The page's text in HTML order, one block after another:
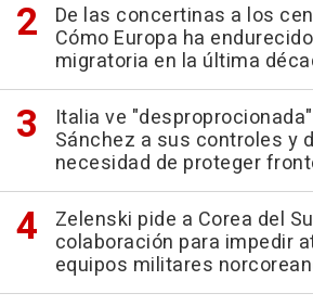
De las concertinas a los
Cómo Europa ha
migratoria en la última
Italia ve
Sánchez a sus controles y
necesidad de proteger
Zelenski pide a Corea del
colaboración para impedir
equipos militares